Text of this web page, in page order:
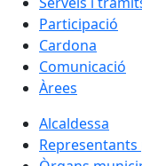
Participació
Cardona
Comunicació
Àrees
Alcaldessa